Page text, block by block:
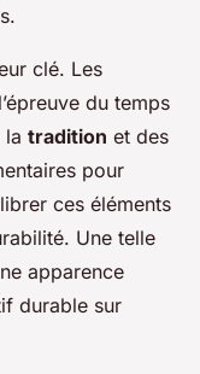
clé. Les
du temps
la tradition et des
pour
ces éléments
Une telle
apparence
durable sur